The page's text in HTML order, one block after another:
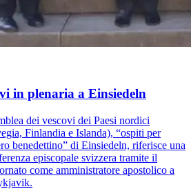
in plenaria a Einsiedeln
dei vescovi dei Paesi nordici
Finlandia e Islanda), “ospiti per
benedettino” di Einsiedeln, riferisce una
episcopale svizzera tramite il
come amministratore apostolico a